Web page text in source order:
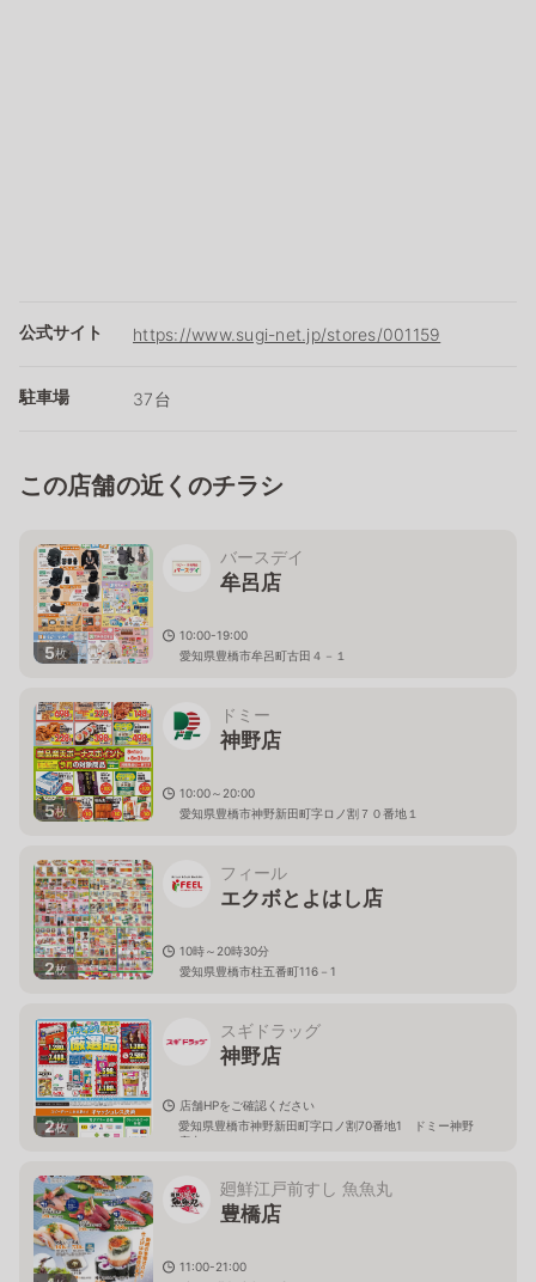
公式サイト https://www.sugi-net.jp/stores/001159
駐車場 37台
この店舗の近くのチラシ
5枚
バースデイ
牟呂店
10:00-19:00
愛知県豊橋市牟呂町古田４－１
5枚
ドミー
神野店
10:00～20:00
愛知県豊橋市神野新田町字ロノ割７０番地１
2枚
フィール
エクボとよはし店
10時～20時30分
愛知県豊橋市柱五番町116－1
2枚
スギドラッグ
神野店
店舗HPをご確認ください
愛知県豊橋市神野新田町字口ノ割70番地1 ドミー神野
店内
廻鮮江戸前すし 魚魚丸
豊橋店
11:00-21:00